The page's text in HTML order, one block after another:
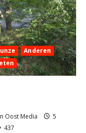
Anderen
Oost Media
5
437